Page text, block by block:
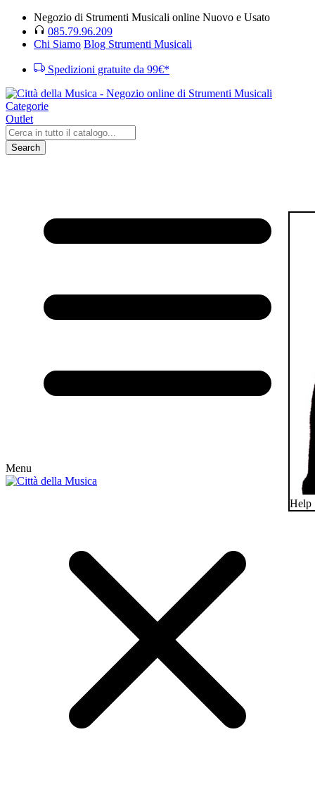
Negozio di Strumenti Musicali online Nuovo e Usato
085.79.96.209
Chi Siamo Blog Strumenti Musicali
Spedizioni gratuite da 99€*
Categorie
Outlet
Search
Menu
Help